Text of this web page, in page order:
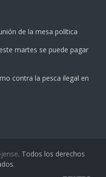
de la mesa política
martes se puede pagar
contra la pesca ilegal en
. Todos los derechos